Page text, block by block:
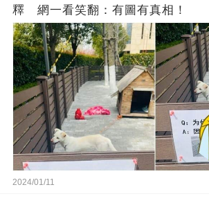
釋 網一看笑翻：有圖有真相！
2024/01/11